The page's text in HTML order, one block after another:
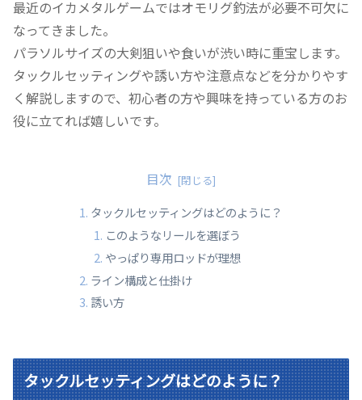
最近のイカメタルゲームではオモリグ釣法が必要不可欠に
なってきました。
パラソルサイズの大剣狙いや食いが渋い時に重宝します。
タックルセッティングや誘い方や注意点などを分かりやす
く解説しますので、初心者の方や興味を持っている方のお
役に立てれば嬉しいです。
目次
タックルセッティングはどのように？
このようなリールを選ぼう
やっぱり専用ロッドが理想
ライン構成と仕掛け
誘い方
タックルセッティングはどのように？